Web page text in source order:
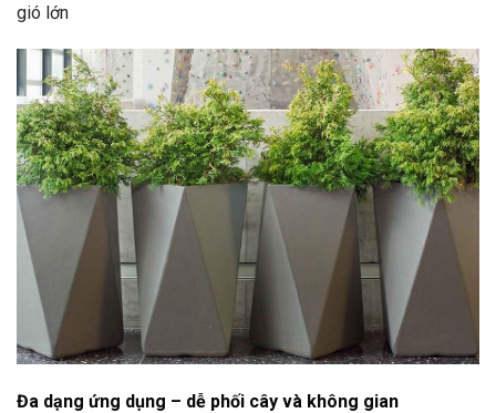
gió lớn
Đa dạng ứng dụng – dễ phối cây và không gian